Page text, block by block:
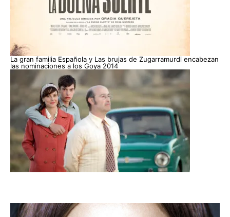
La gran familia Española y Las brujas de Zugarramurdi encabezan
las nominaciones a los Goya 2014